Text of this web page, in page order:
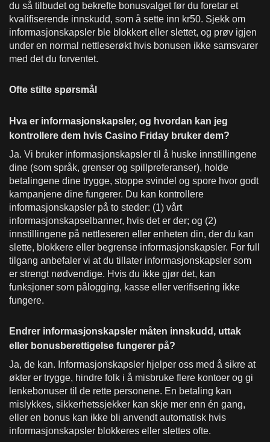
du så tilbudet og bekrefte bonusvalget før du foretar et
kvalifiserende innskudd, som å sette inn kr50. Sjekk om
informasjonskapsler ble blokkert eller slettet, og prøv igjen
under en normal nettleserøkt hvis bonusen ikke samsvarer
med det du forventet.
Ofte stilte spørsmål
Hva er informasjonskapsler, og hvordan kan jeg
kontrollere dem hvis Casino Friday bruker dem?
Ja. Vi bruker informasjonskapsler til å huske innstillingene
dine (som språk, grenser og spillpreferanser), holde
betalingene dine trygge, stoppe svindel og spore hvor godt
kampanjene dine fungerer. Du kan kontrollere
informasjonskapsler på to steder: (1) vårt
informasjonskapselbanner, hvis det er der; og (2)
innstillingene på nettleseren eller enheten din, der du kan
slette, blokkere eller begrense informasjonskapsler. For full
tilgang anbefaler vi at du tillater informasjonskapsler som
er strengt nødvendige. Hvis du ikke gjør det, kan
funksjoner som pålogging, kasse eller verifisering ikke
fungere.
Endrer informasjonskapsler måten innskudd, uttak
eller bonusberettigelse fungerer på?
Ja, de kan. Informasjonskapsler hjelper oss med å sikre at
økter er trygge, hindre folk i å misbruke flere kontoer og gi
lenkebonuser til de rette personene. En betaling kan
mislykkes, sikkerhetssjekker kan skje mer enn én gang,
eller en bonus kan ikke bli anvendt automatisk hvis
informasjonskapsler blokkeres eller slettes ofte.